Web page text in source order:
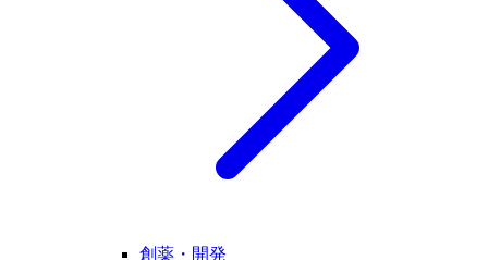
創薬・開発